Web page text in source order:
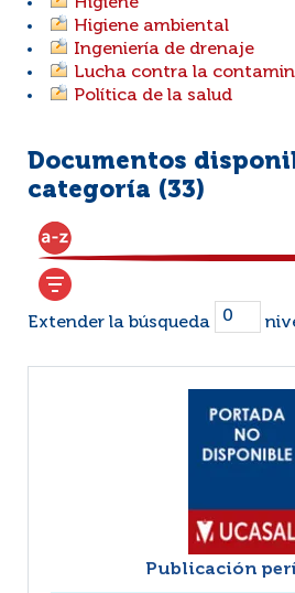
Higiene ambiental
Ingeniería de drenaje
Lucha contra la
Política de la salud
Documentos
categoría (33)
Extender la búsqueda
Publicación